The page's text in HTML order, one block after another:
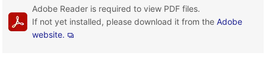
Adobe Reader is required to view PDF files.
If not yet installed, please download it from theAdobe
website.